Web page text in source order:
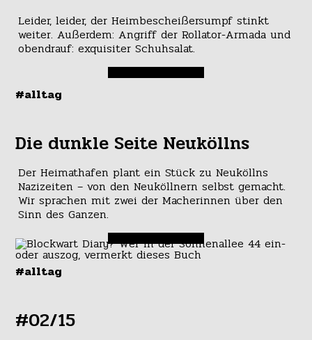
Leider, leider, der Heimbescheißersumpf stinkt
weiter. Außerdem: Angriff der Rollator-Armada und
obendrauf: exquisiter Schuhsalat.
#alltag
Die dunkle Seite Neuköllns
Der Heimathafen plant ein Stück zu Neuköllns
Nazizeiten – von den Neuköllnern selbst gemacht.
Wir sprachen mit zwei der Macherinnen über den
Sinn des Ganzen.
#alltag
#02/15